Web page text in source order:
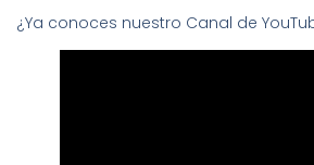
¿Ya conoces nuestro Canal de